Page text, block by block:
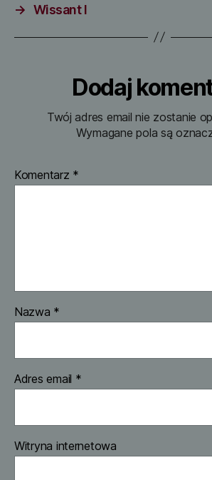
→ Wissant I
Dodaj
Twój adres email nie zostanie
Wymagane pola są
Komentarz *
Nazwa *
Adres email *
Witryna internetowa